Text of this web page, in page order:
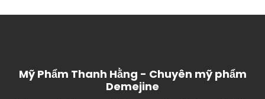
Mỹ Phẩm Thanh Hằng - Chuyên mỹ phẩm
Demejine